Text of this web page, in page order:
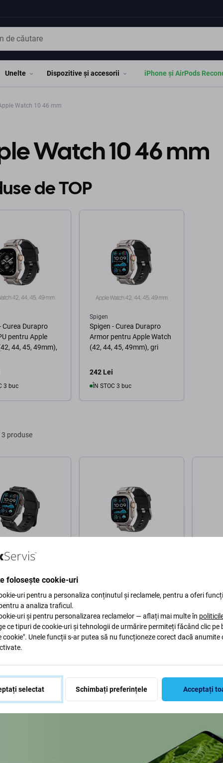
Unelte Dispozitive și accesorii iPhone și AirPods
Watch 10 46 mm
Watch 10 46 mm
de TOP
Curea Durapro
pentru Apple
44, 45, 49mm),
3 buc
Spigen
Spigen - Curea Durapro
Armor pentru Apple Watch
(42, 44, 45, 49mm), gri
242 Lei
ÎN STOC 3 buc
3 produse
Apple Watch
49mm), Black
ÎN AȘTEPTARE
(42, 44, 45, 49mm), gri
242 Lei
ÎN STOC 3 buc
242
ÎN
folosește cookie-uri
uri pentru a personaliza conținutul și reclamele, pentru a oferi
a analiza traficul.
uri și pentru personalizarea reclamelor — aflați mai multe în
ce tipuri de cookie-uri și tehnologii de urmărire permiteți făcând clic pe
cookie". Unele funcții s-ar putea să nu funcționeze corect dacă anumite
selectat Schimbați preferințele Acceptați